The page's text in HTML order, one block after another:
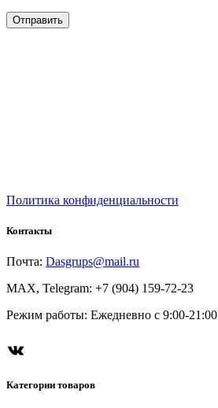
Политика конфиденциальности
Контакты
Почта: Dasgrups@mail.ru
MAX, Telegram: +7 (904) 159-72-23
Режим работы: Ежедневно с 9:00-21:00
ВКонтакте
Категории товаров